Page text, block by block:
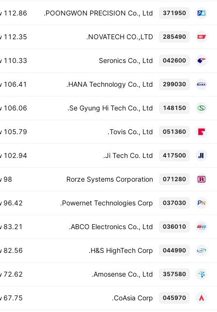
371950
POONGWON PRECISION Co., Ltd.
112.86 B
285490
NOVATECH CO.,LTD.
112.35 B
042600
Seronics Co., Ltd
110.33 B
299030
HANA Technology Co., Ltd.
106.41 B
148150
Se Gyung Hi Tech Co., Ltd.
106.06 B
051360
Tovis Co., Ltd.
105.79 B
417500
Ji Tech Co. Ltd.
102.94 B
071280
Rorze Systems Corporation
98 B
037030
Powernet Technologies Corp.
96.42 B
036010
ABCO Electronics Co., Ltd.
83.21 B
044990
H&S HighTech Corp.
82.56 B
357580
Amosense Co., Ltd.
72.62 B
045970
CoAsia Corp.
67.75 B